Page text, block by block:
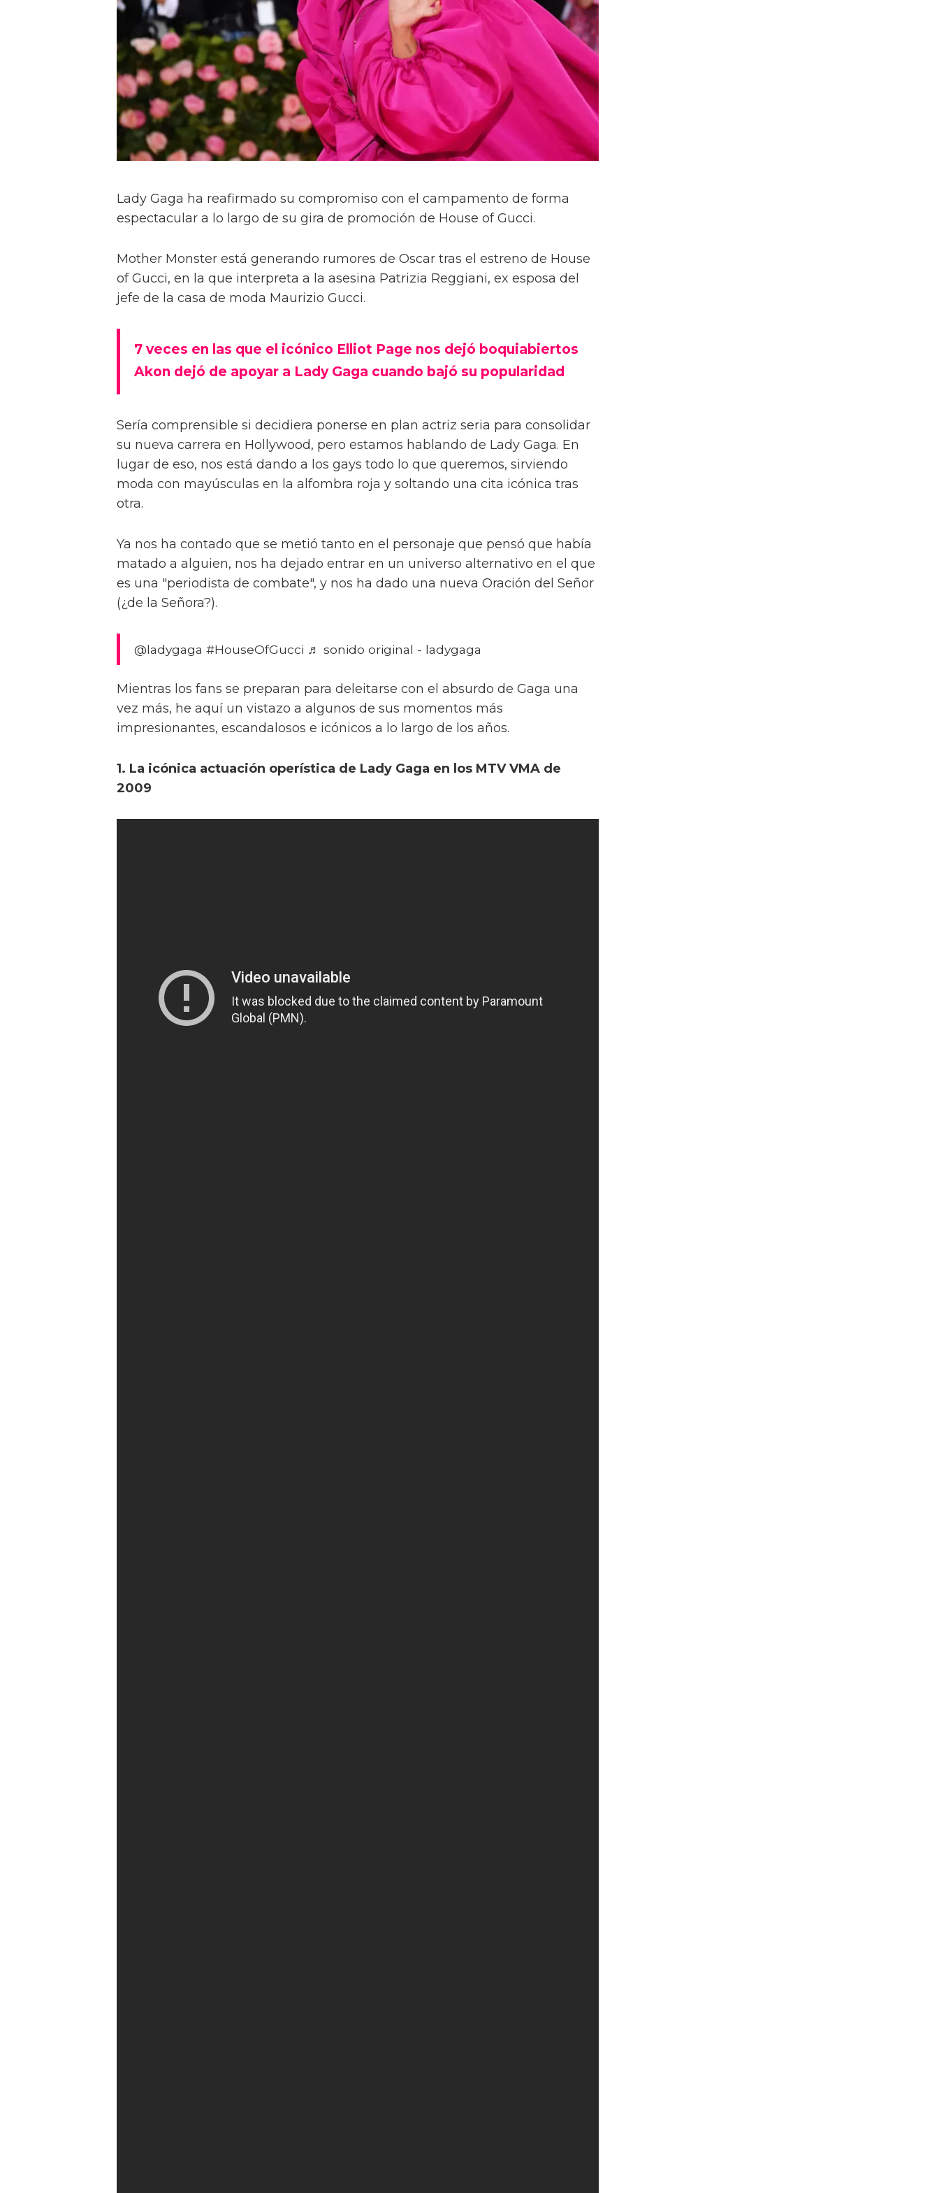
Lady Gaga ha reafirmado su compromiso con el campamento de forma
espectacular a lo largo de su gira de promoción de House of Gucci.
Mother Monster está generando rumores de Oscar tras el estreno de House
of Gucci, en la que interpreta a la asesina Patrizia Reggiani, ex esposa del
jefe de la casa de moda Maurizio Gucci.
7 veces en las que el icónico Elliot Page nos dejó boquiabiertos
Akon dejó de apoyar a Lady Gaga cuando bajó su popularidad
Sería comprensible si decidiera ponerse en plan actriz seria para consolidar
su nueva carrera en Hollywood, pero estamos hablando de Lady Gaga. En
lugar de eso, nos está dando a los gays todo lo que queremos, sirviendo
moda con mayúsculas en la alfombra roja y soltando una cita icónica tras
otra.
Ya nos ha contado que se metió tanto en el personaje que pensó que había
matado a alguien, nos ha dejado entrar en un universo alternativo en el que
es una "periodista de combate", y nos ha dado una nueva Oración del Señor
(¿de la Señora?).
@ladygaga #HouseOfGucci ♬ sonido original - ladygaga
Mientras los fans se preparan para deleitarse con el absurdo de Gaga una
vez más, he aquí un vistazo a algunos de sus momentos más
impresionantes, escandalosos e icónicos a lo largo de los años.
1. La icónica actuación operística de Lady Gaga en los MTV VMA de
2009